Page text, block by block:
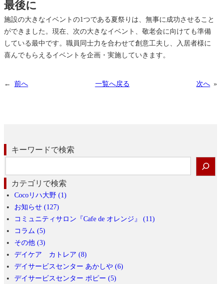
最後に
施設の大きなイベントの1つである夏祭りは、無事に成功させること
ができました。現在、次の大きなイベント、敬老会に向けても準備
している最中です。職員同士力を合わせて創意工夫し、入居者様に
喜んでもらえるイベントを企画・実施していきます。
← 前へ 一覧へ戻る 次へ »
キーワードで検索
索
カテゴリで検索
Cocoリハ大野 (1)
お知らせ (127)
コミュニティサロン『Cafe de オレンジ』 (11)
コラム (5)
その他 (3)
デイケア カトレア (8)
デイサービスセンター あかしや (6)
デイサービスセンター ポピー (5)